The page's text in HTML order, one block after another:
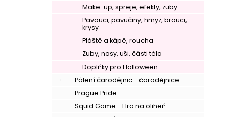
Make-up, spreje, efekty, zuby
Pavouci, pavučiny, hmyz, brouci,
krysy
Pláště a kápě, roucha
Zuby, nosy, uši, části těla
Doplňky pro Halloween
Pálení čarodějnic - čarodějnice
Prague Pride
Squid Game - Hra na oliheň